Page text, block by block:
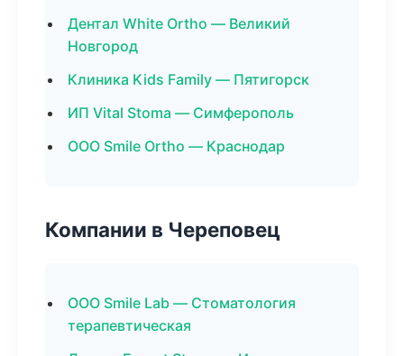
Дентал White Ortho — Великий
Новгород
Клиника Kids Family — Пятигорск
ИП Vital Stoma — Симферополь
ООО Smile Ortho — Краснодар
Компании в Череповец
ООО Smile Lab — Стоматология
терапевтическая